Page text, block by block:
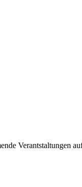
Verantstaltungen